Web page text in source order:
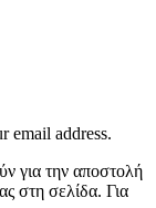
email address.
για την αποστολή
στη σελίδα. Για